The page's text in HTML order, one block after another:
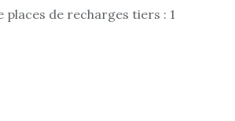
places de recharges tiers : 1